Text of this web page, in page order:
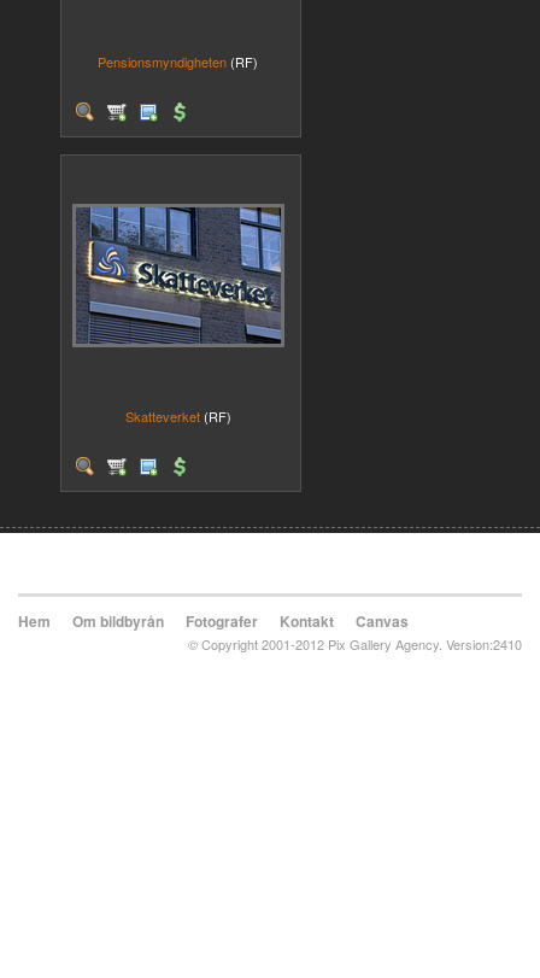
Pensionsmyndigheten (RF)
Skatteverket (RF)
Hem Om bildbyrån Fotografer Kontakt Canvas
© Copyright 2001-2012 Pix Gallery Agency. Version:2410